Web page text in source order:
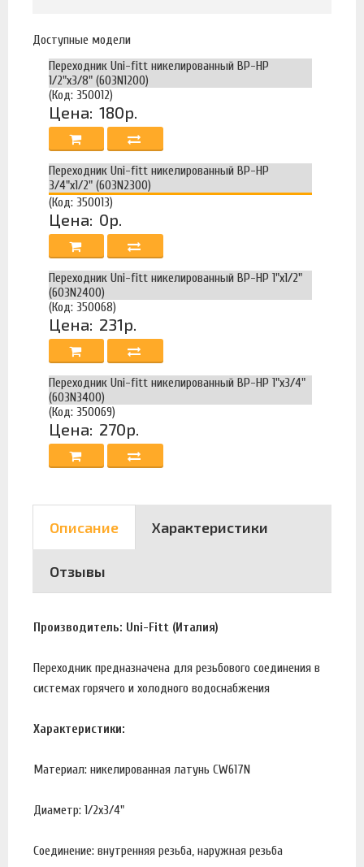
Доступные модели
Переходник Uni-fitt никелированный ВР-НР
1/2"х3/8" (603N1200)
(Код: 350012)
Цена: 180р.
Переходник Uni-fitt никелированный ВР-НР
3/4"х1/2" (603N2300)
(Код: 350013)
Цена: 0р.
Переходник Uni-fitt никелированный ВР-НР 1"х1/2"
(603N2400)
(Код: 350068)
Цена: 231р.
Переходник Uni-fitt никелированный ВР-НР 1"х3/4"
(603N3400)
(Код: 350069)
Цена: 270р.
Описание Характеристики
Отзывы
Производитель: Uni-Fitt (Италия)
Переходник предназначена для резьбового соединения в
системах горячего и холодного водоснабжения
Характеристики:
Материал: никелированная латунь CW617N
Диаметр: 1/2х3/4"
Соединение: внутренняя резьба, наружная резьба